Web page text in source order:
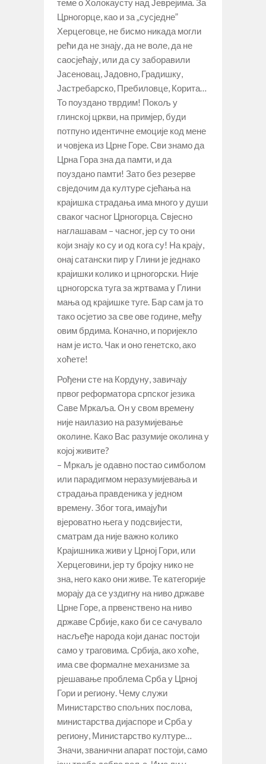
теме о Холокаусту над Јеврејима. За
Црногорце, као и за „сусједне”
Херцеговце, не бисмо никада могли
рећи да не знају, да не воле, да не
саосјећају, или да су заборавили
Јасеновац, Јадовно, Градишку,
Јастребарско, Пребиловце, Корита…
То поуздано тврдим! Покољ у
глинској цркви, на примјер, буди
потпуно идентичне емоције код мене
и човјека из Црне Горе. Сви знамо да
Црна Гора зна да памти, и да
поуздано памти! Зато без резерве
свједочим да културе сјећања на
крајишка страдања има много у души
сваког часног Црногорца. Свјесно
наглашавам – часног, јер су то они
који знају ко су и од кога су! На крају,
онај сатански пир у Глини је једнако
крајишки колико и црногорски. Није
црногорска туга за жртвама у Глини
мања од крајишке туге. Бар сам ја то
тако осјетио за све ове године, међу
овим брдима. Коначно, и поријекло
нам је исто. Чак и оно генетско, ако
хоћете!
Рођени сте на Кордуну, завичају
првог реформатора српског језика
Саве Мркаља. Он у свом времену
није наилазио на разумијевање
околине. Како Вас разумије околина у
којој живите?
– Мркаљ је одавно постао симболом
или парадигмом неразумијевања и
страдања правденика у једном
времену. Због тога, имајући
вјероватно њега у подсвијести,
сматрам да није важно колико
Крајишника живи у Црној Гори, или
Херцеговини, јер ту бројку нико не
зна, него како они живе. Те категорије
морају да се уздигну на ниво државе
Црне Горе, а првенствено на ниво
државе Србије, како би се сачувало
насљеђе народа који данас постоји
само у траговима. Србија, ако хоће,
има све формалне механизме за
рјешавање проблема Срба у Црној
Гори и региону. Чему служи
Министарство спољних послова,
министарства дијаспоре и Срба у
региону, Министарство културе…
Значи, званични апарат постоји, само